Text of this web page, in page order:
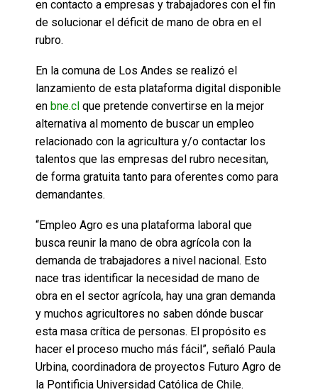
en contacto a empresas y trabajadores con el fin
de solucionar el déficit de mano de obra en el
rubro.
En la comuna de Los Andes se realizó el
lanzamiento de esta plataforma digital disponible
en bne.cl que pretende convertirse en la mejor
alternativa al momento de buscar un empleo
relacionado con la agricultura y/o contactar los
talentos que las empresas del rubro necesitan,
de forma gratuita tanto para oferentes como para
demandantes.
“Empleo Agro es una plataforma laboral que
busca reunir la mano de obra agrícola con la
demanda de trabajadores a nivel nacional. Esto
nace tras identificar la necesidad de mano de
obra en el sector agrícola, hay una gran demanda
y muchos agricultores no saben dónde buscar
esta masa crítica de personas. El propósito es
hacer el proceso mucho más fácil”, señaló Paula
Urbina, coordinadora de proyectos Futuro Agro de
la Pontificia Universidad Católica de Chile.